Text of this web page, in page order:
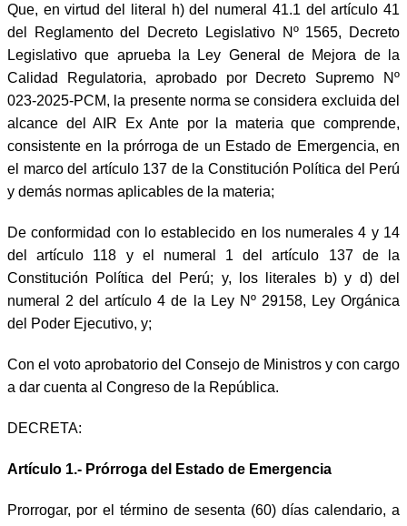
Que, en virtud del literal h) del numeral 41.1 del artículo 41
del Reglamento del Decreto Legislativo Nº 1565, Decreto
Legislativo que aprueba la Ley General de Mejora de la
Calidad Regulatoria, aprobado por Decreto Supremo Nº
023-2025-PCM, la presente norma se considera excluida del
alcance del AIR Ex Ante por la materia que comprende,
consistente en la prórroga de un Estado de Emergencia, en
el marco del artículo 137 de la Constitución Política del Perú
y demás normas aplicables de la materia;
De conformidad con lo establecido en los numerales 4 y 14
del artículo 118 y el numeral 1 del artículo 137 de la
Constitución Política del Perú; y, los literales b) y d) del
numeral 2 del artículo 4 de la Ley Nº 29158, Ley Orgánica
del Poder Ejecutivo, y;
Con el voto aprobatorio del Consejo de Ministros y con cargo
a dar cuenta al Congreso de la República.
DECRETA:
Artículo 1.- Prórroga del Estado de Emergencia
Prorrogar, por el término de sesenta (60) días calendario, a